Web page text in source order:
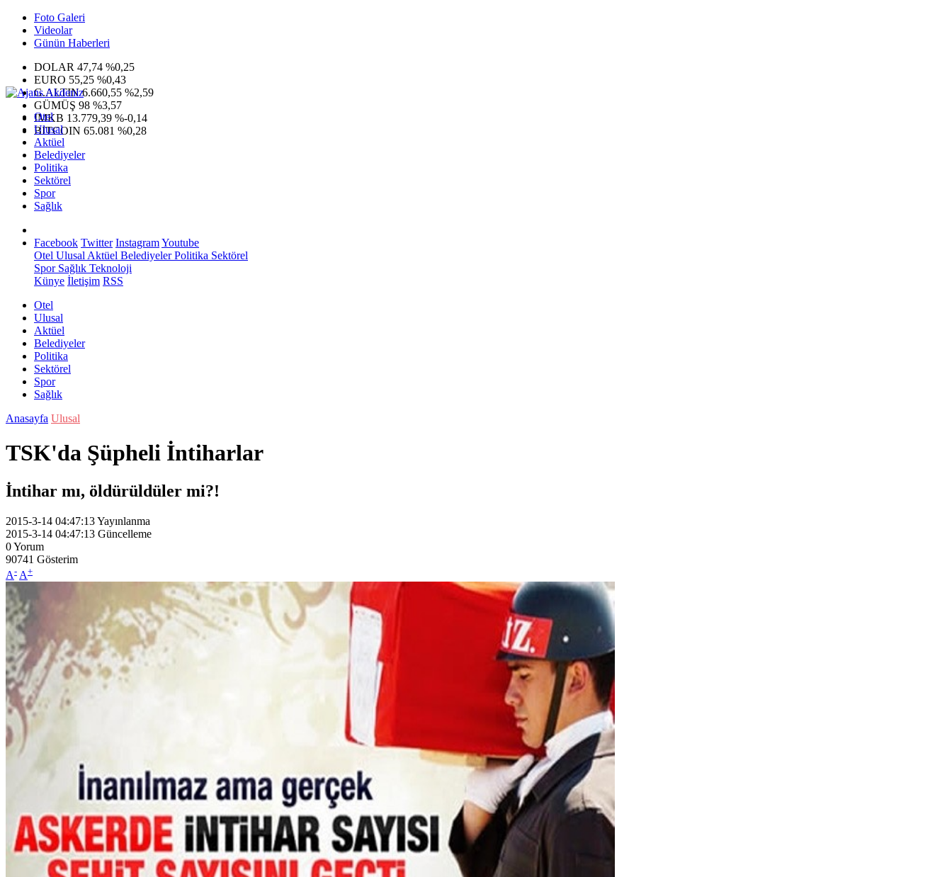
Foto Galeri
Videolar
Günün Haberleri
DOLAR 47,74 %0,25
EURO 55,25 %0,43
G.ALTIN6.660,55 %2,59
GÜMÜŞ 98 %3,57
IMKB 13.779,39 %-0,14
BITCOIN 65.081 %0,28
Otel
Ulusal
Aktüel
Belediyeler
Politika
Sektörel
Spor
Sağlık
Facebook Twitter InstagramYoutube
Otel Ulusal Aktüel BelediyelerPolitika Sektörel
SporSağlık Teknoloji
Künye İletişim RSS
Otel
Ulusal
Aktüel
Belediyeler
Politika
Sektörel
Spor
Sağlık
Anasayfa Ulusal
TSK'da Şüpheli İntiharlar
İntihar mı, öldürüldüler mi?!
2015-3-14 04:47:13Yayınlanma
2015-3-14 04:47:13 Güncelleme
0Yorum
90741 Gösterim
A- A+